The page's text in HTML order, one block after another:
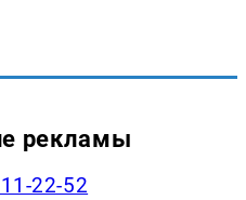
рекламы
22-52